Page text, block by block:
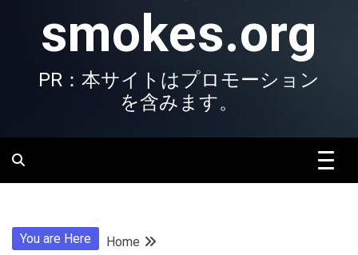
smokes.org
PR：本サイトはプロモーション
を含みます。
You are Here
Home